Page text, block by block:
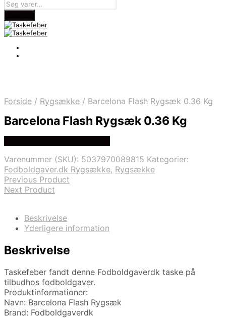
Forside / Rygsække / Barcelona Flash Rygsæk 0.36 Kg
Barcelona Flash Rygsæk 0.36 Kg
Varenummer (SKU): 5037970089815 Kategorier:
Fodboldgaver.dk Rygsække, Rygsække
Previous Product
Next Product
Beskrivelse
Yderligere information
Beskrivelse
Taskefeber fandt denne Fodboldgaverdk taske på
tilbudhos fodboldgaver.
Produktinformationer:
Navn: Barcelona Flash Rygsæk
Brand: Fodboldgaverdk